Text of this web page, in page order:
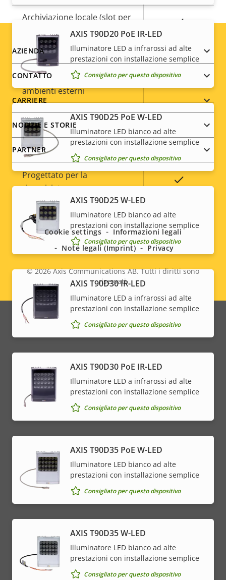
Archiviazione locale (slot per
scheda di memoria)
Temperatura di esercizio 0 to 50 °C
Pronta per l'utilizzo in
ambienti esterni
Classe di resistenza agli atti
vandalici
Classificazione IP
Progettato per la
riverniciatura
Sostenibilità
AXIS T90D20 PoE IR-LED
Illuminatore LED a infrarossi ad alte
prestazioni con installazione semplice
Consigliato per questo dispositivo
AXIS T90D25 PoE W-LED
Illuminatore LED bianco ad alte
prestazioni con installazione semplice
Consigliato per questo dispositivo
AXIS T90D25 W-LED
Illuminatore LED bianco ad alte
prestazioni con installazione semplice
Consigliato per questo dispositivo
AXIS T90D30 IR-LED
Illuminatore LED a infrarossi ad alte
prestazioni con installazione semplice
Consigliato per questo dispositivo
AXIS T90D30 PoE IR-LED
Illuminatore LED a infrarossi ad alte
prestazioni con installazione semplice
Consigliato per questo dispositivo
AXIS T90D35 PoE W-LED
Illuminatore LED bianco ad alte
prestazioni con installazione semplice
Consigliato per questo dispositivo
AXIS T90D35 W-LED
Illuminatore LED bianco ad alte
prestazioni con installazione semplice
Consigliato per questo dispositivo
Footer
menu
AZIENDA
CONTATTO
CARRIERE
NOTIZIE E STORIE
PARTNER
Social
menu
Legal
menu
© 2026Axis Communications AB. Tutti i diritti sono
riservati.
Cookie settings
Informazioni legali
Note legali (Imprint)
Privacy